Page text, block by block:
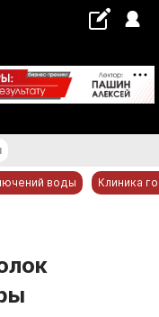
°С
воды Клиника